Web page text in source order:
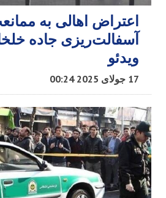
اعتراض اهالی به
آسفالت‌ریزی جاده
ویدئو
17 جولای 2025 00:24